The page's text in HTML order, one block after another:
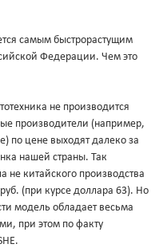
самым быстрорастущим
Федерации. Чем это
не производится
производители (например,
по цене выходят далеко за
нашей страны. Так
не китайского производства
(при курсе доллара 63). Но
модель обладает весьма
при этом по факту